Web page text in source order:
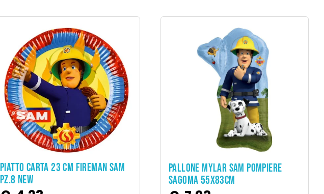
ADD TO CART
PIATTO CARTA 23 CM FIREMAN SAM
PZ.8 NEW
ADD TO CART
PALLONE MYLAR SAM POMPIERE
SAGOMA 55X83CM